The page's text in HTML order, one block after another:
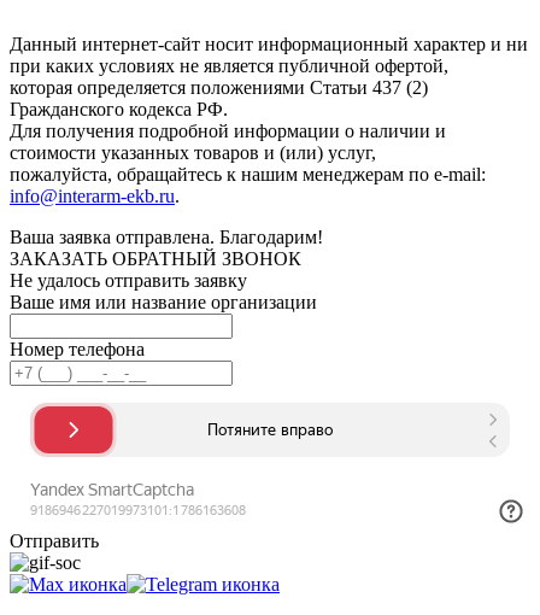
Данный интернет-сайт носит информационный характер и ни
при каких условиях не является публичной офертой,
которая определяется положениями Статьи 437 (2)
Гражданского кодекса РФ.
Для получения подробной информации о наличии и
стоимости указанных товаров и (или) услуг,
пожалуйста, обращайтесь к нашим менеджерам по e-mail:
info@interarm-ekb.ru.
Ваша заявка отправлена. Благодарим!
ЗАКАЗАТЬ ОБРАТНЫЙ ЗВОНОК
Не удалось отправить заявку
Ваше имя или название организации
Номер телефона
Отправить